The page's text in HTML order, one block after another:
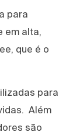
para
em alta,
que é o
para
Além
são